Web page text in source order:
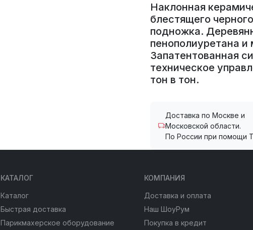
Наклонная
блестящего
подножка.
пенополиуретана
Запатентованная
техническое
тон в тон.
Доставка по Москве и
Московской области.
По России при помощи
КАТАЛОГ
Каталог
Быстрая доставка
Парикмахерское оборудование
КОМПАНИЯ
Доставка и оплата
Наш ШоуРум
Покупка в кредит